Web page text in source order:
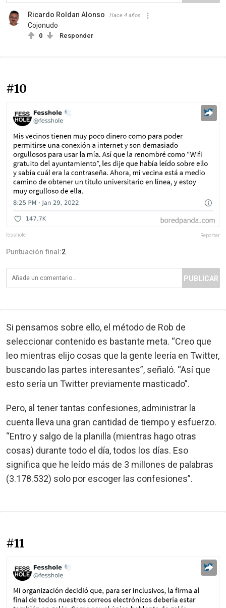
Ricardo Roldan Alonso Hace 4 años
Cojonudo
0 Responder
#10
fesshole Reportar
Puntuación final:2
PUBLICAR
Si pensamos sobre ello, el método de Rob de
seleccionar contenido es bastante meta. “Creo que
leo mientras elijo cosas que la gente leería en Twitter,
buscando las partes interesantes”, señaló. “Así que
esto sería un Twitter previamente masticado”.
Pero, al tener tantas confesiones, administrar la
cuenta lleva una gran cantidad de tiempo y esfuerzo.
“Entro y salgo de la planilla (mientras hago otras
cosas) durante todo el día, todos los días. Eso
significa que he leído más de 3 millones de palabras
(3.178.532) solo por escoger las confesiones”.
#11